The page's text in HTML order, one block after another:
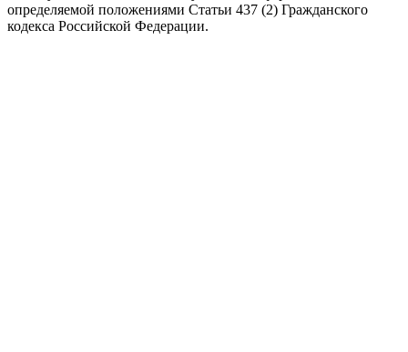
определяемой положениями Статьи 437 (2) Гражданского
кодекса Российской Федерации.